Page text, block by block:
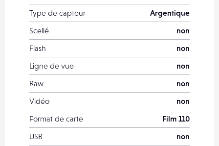
Type de capteur
Argentique
Scellé
non
Flash
non
Ligne de vue
non
Raw
non
Vidéo
non
Format de carte
Film 110
USB
non